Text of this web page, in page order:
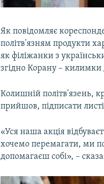
Як повідомляє
політв'язням продукти
як філіжанки з
згідно Корану –
Колишній політв'язень,
прийшов, підписати
«Уся наша акція
хочемо перемагати, ми
допомагаєш собі», –